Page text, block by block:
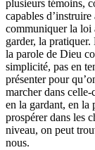
plusieurs témoins,
capables
communiquer la loi
garder, la
la parole de Dieu
simplicité, pas en
présenter pour
marcher dans celle-
en la gardant, en la
prospérer dans les
niveau, on peut
nous.